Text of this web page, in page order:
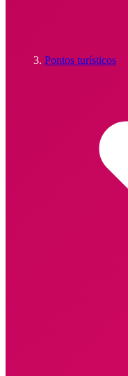
Pontos turísticos